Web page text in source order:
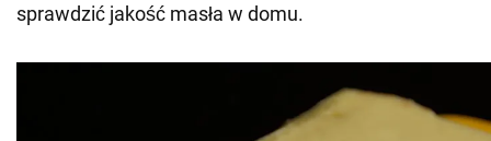
sprawdzić jakość masła w domu.